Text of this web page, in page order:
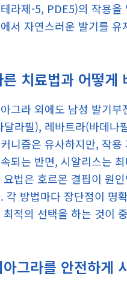
라제-5, PDE5)의 작용을
서 자연스러운 발기를
치료법과 어떻게
그라 외에도 남성 발기
달라필), 레바트라(바데나
니즘은 유사하지만, 작
되는 반면, 시알리스는
요법은 호르몬 결핍이 원
각 방법마다 장단점이 명
최적의 선택을 하는 것이
그라를 안전하게